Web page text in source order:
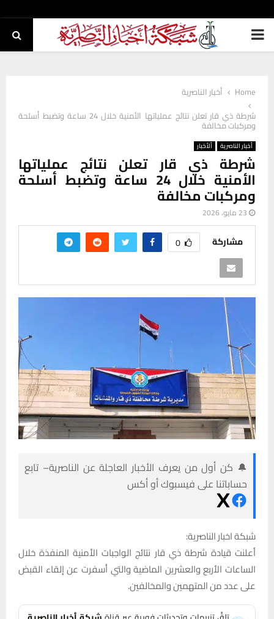
PRIMARY
Home
أخبار الناصرية
شرطة ذي قار تعلن نتائج عملياتها الأمنية خلال 24 ساعة وتضبط أسلحة
ومركبات مخالفة
أخبار الناصرية ألأخبار
شرطة ذي قار تعلن نتائج عملياتها
الأمنية خلال 24 ساعة وتضبط أسلحة
ومركبات مخالفة
23 مايو، 2026
مشاركة 0
🔔 كن أول من يعرف الأخبار العاجلة عن الناصرية– تابع
حساباتنا على فيسبوك أو أكس
شبكة اخبار الناصرية:
أعلنت قيادة شرطة ذي قار نتائج الواجبات الأمنية المنفذة خلال
الساعات الأربع والعشرين الماضية والتي أسفرت عن إلقاء القبض
على عدد من المتهمين والمخالفين.